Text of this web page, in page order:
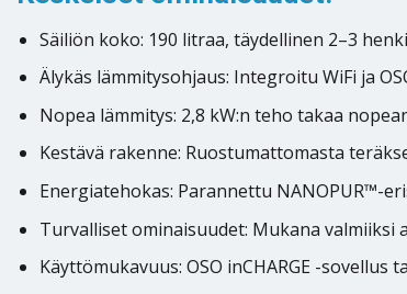
Säiliön koko: 190 litraa, täydellinen 2–3
Älykäs lämmitysohjaus: Integroitu WiFi ja
Nopea lämmitys: 2,8 kW:n teho takaa
Kestävä rakenne: Ruostumattomasta
Energiatehokas: Parannettu NANOPUR™-
Turvalliset ominaisuudet: Mukana
Käyttömukavuus: OSO inCHARGE -